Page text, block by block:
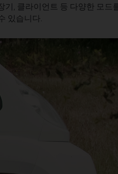
, 클라이언트 등 다양한 모드
있습니다.